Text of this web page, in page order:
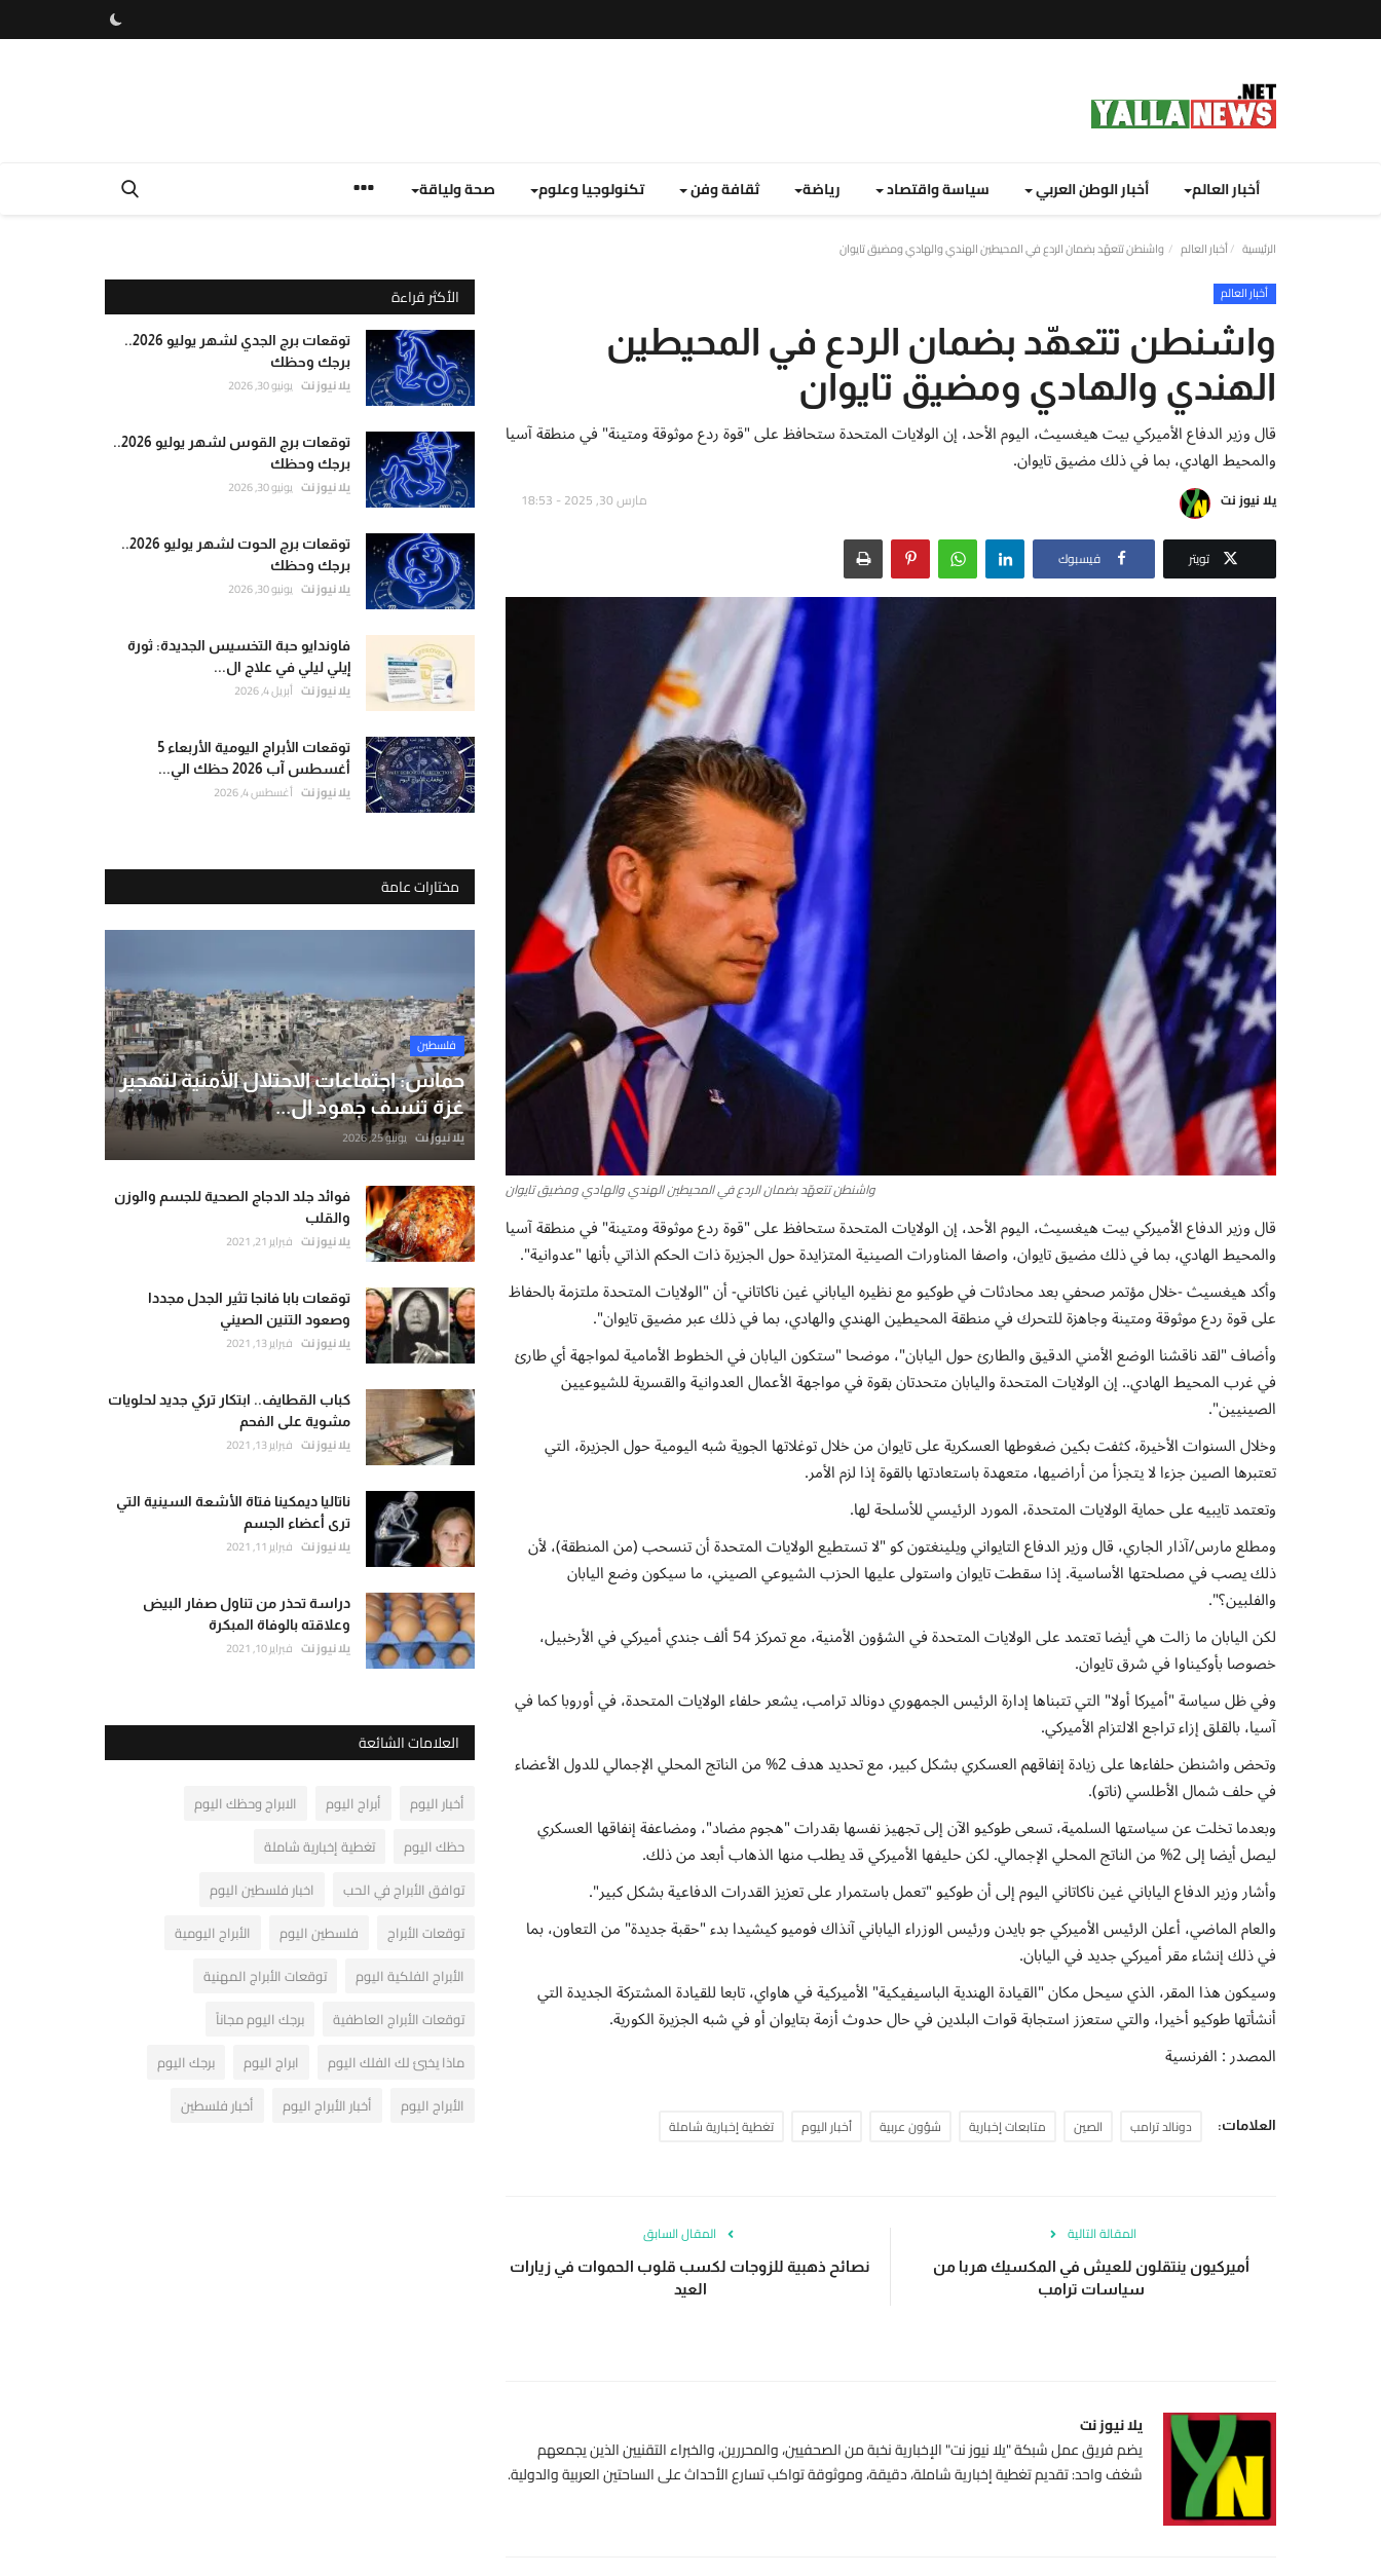
أخبار العالم أخبار الوطن العربي سياسة واقتصاد رياضة ثقافة وفن تكنولوجيا وعلوم صحة ولياقة
الرئيسية أخبار العالم واشنطن تتعهّد بضمان الردع في المحيطين الهندي والهادي ومضيق تايوان
أخبار العالم
واشنطن تتعهّد بضمان الردع في المحيطين
الهندي والهادي ومضيق تايوان
قال وزير الدفاع الأميركي بيت هيغسيث، اليوم الأحد، إن الولايات المتحدة ستحافظ على "قوة ردع موثوقة ومتينة" في منطقة آسيا
والمحيط الهادي، بما في ذلك مضيق تايوان.
يلا نيوز نت مارس 30, 2025 - 18:53
تويتر فيسبوك
واشنطن تتعهّد بضمان الردع في المحيطين الهندي والهادي ومضيق تايوان
قال وزير الدفاع الأميركي بيت هيغسيث، اليوم الأحد، إن الولايات المتحدة ستحافظ على "قوة ردع موثوقة ومتينة" في منطقة آسيا
والمحيط الهادي، بما في ذلك مضيق تايوان، واصفا المناورات الصينية المتزايدة حول الجزيرة ذات الحكم الذاتي بأنها "عدوانية".
وأكد هيغسيث -خلال مؤتمر صحفي بعد محادثات في طوكيو مع نظيره الياباني غين ناكاتاني- أن "الولايات المتحدة ملتزمة بالحفاظ
على قوة ردع موثوقة ومتينة وجاهزة للتحرك في منطقة المحيطين الهندي والهادي، بما في ذلك عبر مضيق تايوان".
وأضاف "لقد ناقشنا الوضع الأمني الدقيق والطارئ حول اليابان"، موضحا "ستكون اليابان في الخطوط الأمامية لمواجهة أي طارئ
في غرب المحيط الهادي.. إن الولايات المتحدة واليابان متحدتان بقوة في مواجهة الأعمال العدوانية والقسرية للشيوعيين
الصينيين".
وخلال السنوات الأخيرة، كثفت بكين ضغوطها العسكرية على تايوان من خلال توغلاتها الجوية شبه اليومية حول الجزيرة، التي
تعتبرها الصين جزءا لا يتجزأ من أراضيها، متعهدة باستعادتها بالقوة إذا لزم الأمر.
وتعتمد تايبيه على حماية الولايات المتحدة، المورد الرئيسي للأسلحة لها.
ومطلع مارس/آذار الجاري، قال وزير الدفاع التايواني ويلينغتون كو "لا تستطيع الولايات المتحدة أن تنسحب (من المنطقة)، لأن
ذلك يصب في مصلحتها الأساسية. إذا سقطت تايوان واستولى عليها الحزب الشيوعي الصيني، ما سيكون وضع اليابان
والفلبين؟".
لكن اليابان ما زالت هي أيضا تعتمد على الولايات المتحدة في الشؤون الأمنية، مع تمركز 54 ألف جندي أميركي في الأرخبيل،
خصوصا بأوكيناوا في شرق تايوان.
وفي ظل سياسة "أميركا أولا" التي تتبناها إدارة الرئيس الجمهوري دونالد ترامب، يشعر حلفاء الولايات المتحدة، في أوروبا كما في
آسيا، بالقلق إزاء تراجع الالتزام الأميركي.
وتحض واشنطن حلفاءها على زيادة إنفاقهم العسكري بشكل كبير، مع تحديد هدف 2% من الناتج المحلي الإجمالي للدول الأعضاء
في حلف شمال الأطلسي (ناتو).
وبعدما تخلت عن سياستها السلمية، تسعى طوكيو الآن إلى تجهيز نفسها بقدرات "هجوم مضاد"، ومضاعفة إنفاقها العسكري
ليصل أيضا إلى 2% من الناتج المحلي الإجمالي. لكن حليفها الأميركي قد يطلب منها الذهاب أبعد من ذلك.
وأشار وزير الدفاع الياباني غين ناكاتاني اليوم إلى أن طوكيو "تعمل باستمرار على تعزيز القدرات الدفاعية بشكل كبير".
والعام الماضي، أعلن الرئيس الأميركي جو بايدن ورئيس الوزراء الياباني آنذاك فوميو كيشيدا بدء "حقبة جديدة" من التعاون، بما
في ذلك إنشاء مقر أميركي جديد في اليابان.
وسيكون هذا المقر، الذي سيحل مكان "القيادة الهندية الباسيفيكية" الأميركية في هاواي، تابعا للقيادة المشتركة الجديدة التي
أنشأتها طوكيو أخيرا، والتي ستعزز استجابة قوات البلدين في حال حدوث أزمة بتايوان أو في شبه الجزيرة الكورية.
المصدر : الفرنسية
العلامات: دونالد ترامب الصين متابعات إخبارية شؤون عربية أخبار اليوم تغطية إخبارية شاملة
المقال السابق
نصائح ذهبية للزوجات لكسب قلوب الحموات في زيارات
العيد
المقالة التالية
أميركيون ينتقلون للعيش في المكسيك هربا من
سياسات ترامب
يلا نيوز نت
يضم فريق عمل شبكة "يلا نيوز نت" الإخبارية نخبة من الصحفيين، والمحررين، والخبراء التقنيين الذين يجمعهم
شغف واحد: تقديم تغطية إخبارية شاملة، دقيقة، وموثوقة تواكب تسارع الأحداث على الساحتين العربية والدولية.
الأكثر قراءة
توقعات برج الجدي لشهر يوليو 2026..
برجك وحظك
يلا نيوز نت يونيو 30, 2026
توقعات برج القوس لشهر يوليو 2026..
برجك وحظك
يلا نيوز نت يونيو 30, 2026
توقعات برج الحوت لشهر يوليو 2026..
برجك وحظك
يلا نيوز نت يونيو 30, 2026
فاوندايو حبة التخسيس الجديدة: ثورة
إيلي ليلي في علاج ال...
يلا نيوز نت أبريل 4, 2026
توقعات الأبراج اليومية الأربعاء 5
أغسطس آب 2026 حظك الي...
يلا نيوز نت أغسطس 4, 2026
مختارات عامة
فلسطين
حماس: اجتماعات الاحتلال الأمنية لتهجير
غزة تنسف جهود ال...
يلا نيوز نت يونيو 25, 2026
فوائد جلد الدجاج الصحية للجسم والوزن
والقلب
يلا نيوز نت فبراير 21, 2021
توقعات بابا فانجا تثير الجدل مجددا
وصعود التنين الصيني
يلا نيوز نت فبراير 13, 2021
كباب القطايف.. ابتكار تركي جديد لحلويات
مشوية على الفحم
يلا نيوز نت فبراير 13, 2021
ناتاليا ديمكينا فتاة الأشعة السينية التي
ترى أعضاء الجسم
يلا نيوز نت فبراير 11, 2021
دراسة تحذر من تناول صفار البيض
وعلاقته بالوفاة المبكرة
يلا نيوز نت فبراير 10, 2021
العلامات الشائعة
أخبار اليوم أبراج اليوم
الابراج وحظك اليوم
حظك اليوم
تغطية إخبارية شاملة
توافق الأبراج في الحب
اخبار فلسطين اليوم
توقعات الأبراج
فلسطين اليوم
الأبراج اليومية
الأبراج الفلكية اليوم
توقعات الأبراج المهنية
توقعات الأبراج العاطفية
برجك اليوم مجاناً
ماذا يخبئ لك الفلك اليوم
ابراج اليوم
برجك اليوم
الأبراج اليوم
أخبار الأبراج اليوم أخبار فلسطين